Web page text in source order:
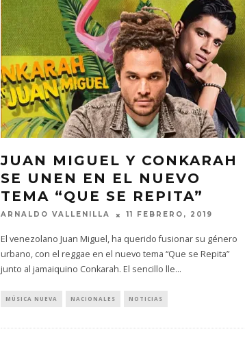
JUAN MIGUEL Y CONKARAH
SE UNEN EN EL NUEVO
TEMA “QUE SE REPITA”
ARNALDO VALLENILLA 11 FEBRERO, 2019
El venezolano Juan Miguel, ha querido fusionar su género
urbano, con el reggae en el nuevo tema “Que se Repita”
junto al jamaiquino Conkarah. El sencillo lle...
MÚSICA NUEVA NACIONALES NOTICIAS